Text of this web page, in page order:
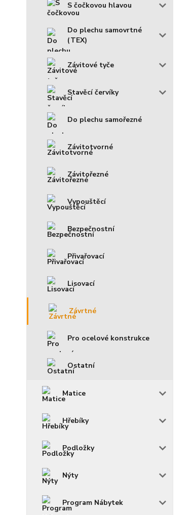
S čočkovou hlavou
Do plechu samovrtné
(TEX)
Závitové tyče
Stavěcí červíky
Do plechu samořezné
Závitotvorné
Závitořezné
Vypouštěcí
Bezpečnostní
Přivařovací
Lisovací
Závrtné
Pro ocelové konstrukce
Ostatní
Matice
Hřebíky
Podložky
Nýty
Program Nábytek